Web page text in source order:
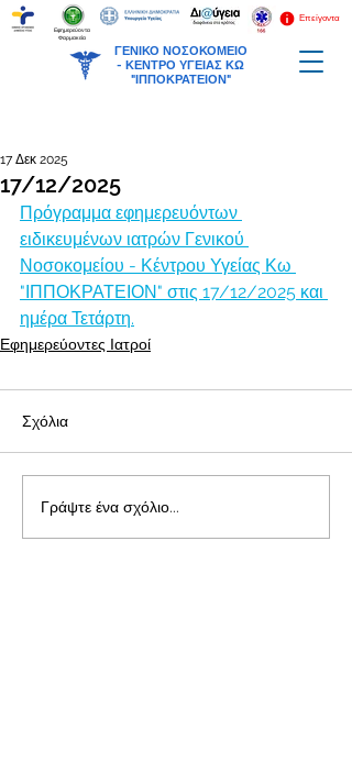
ΓΕΝΙΚΟ ΝΟΣΟΚΟΜΕΙΟ
- ΚΕΝΤΡΟ ΥΓΕΙΑΣ ΚΩ
"ΙΠΠΟΚΡΑΤΕΙΟΝ"
Επείγοντα
Εφημερεύοντα
Φαρμακεία
17/12/2025
17 Δεκ 2025
Πρόγραμμα εφημερευόντων
ειδικευμένων ιατρών Γενικού
Νοσοκομείου - Κέντρου Υγείας Κω
"ΙΠΠΟΚΡΑΤΕΙΟΝ" στις 17/12/2025 και
ημέρα Τετάρτη.
Εφημερεύοντες Ιατροί
Σχόλια
Γράψτε ένα σχόλιο...